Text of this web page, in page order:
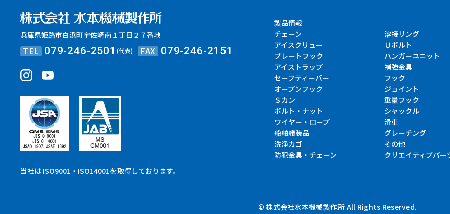
兵庫県姫路市白浜町宇佐崎南１丁目２７番地
TEL 079-246-2501(代表) FAX 079-246-2151
当社は ISO9001・ISO14001を取得しております。
製品情報
チェーン
溶接リング
アイスクリュー
Ｕボルト
プレートフック
ハンガーユニット
アイストラップ
補強金具
セーフティーバー
フック
オープンフック
ジョイント
Ｓカン
重量フック
ボルト・ナット
シャックル
ワイヤー・ロープ
滑車
船舶艤装品
グレーチング
洗浄カゴ
その他
防犯金具・チェーン
クリエイティブパー
© 株式会社水本機械製作所 All Rights Reserved.